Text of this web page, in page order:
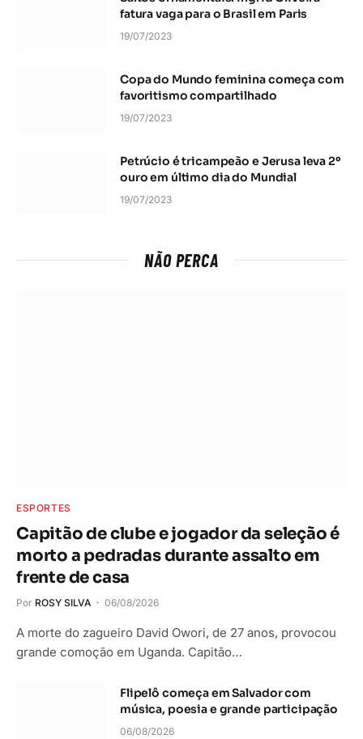
fatura vaga para o Brasil em Paris
19/07/2023
Copa do Mundo feminina começa com
favoritismo compartilhado
19/07/2023
Petrúcio é tricampeão e Jerusa leva 2º
ouro em último dia do Mundial
19/07/2023
NÃO PERCA
ESPORTES
Capitão de clube e jogador da seleção é
morto a pedradas durante assalto em
frente de casa
Por ROSY SILVA 06/08/2026
A morte do zagueiro David Owori, de 27 anos, provocou
grande comoção em Uganda. Capitão…
Flipelô começa em Salvador com
música, poesia e grande participação
06/08/2026